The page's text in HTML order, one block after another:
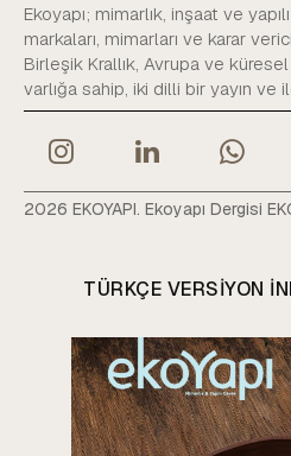
Ekoyapı; mimarlık, inşaat ve
markaları, mimarları ve karar
Birleşik Krallık, Avrupa ve
varlığa sahip, iki dilli bir yayın ve
2026 EKOYAPI. Ekoyapı Dergisi
TÜRKÇE VERSIYON